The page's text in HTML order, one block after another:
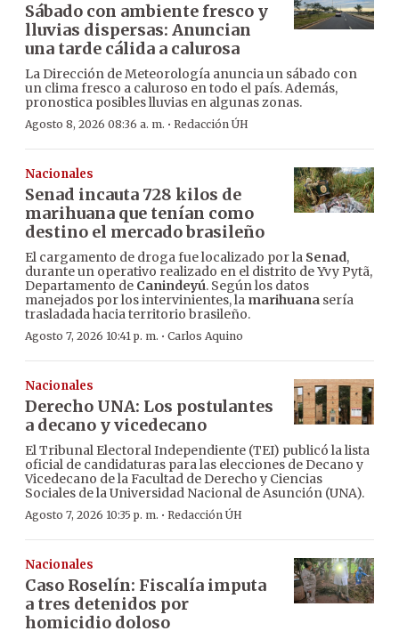
Sábado con ambiente fresco y
lluvias dispersas: Anuncian
una tarde cálida a calurosa
La Dirección de Meteorología anuncia un sábado con
un clima fresco a caluroso en todo el país. Además,
pronostica posibles lluvias en algunas zonas.
Agosto 8, 2026 08:36 a. m. · Redacción ÚH
Nacionales
Senad incauta 728 kilos de
marihuana que tenían como
destino el mercado brasileño
El cargamento de droga fue localizado por la Senad,
durante un operativo realizado en el distrito de Yvy Pytã,
Departamento de Canindeyú. Según los datos
manejados por los intervinientes, la marihuana sería
trasladada hacia territorio brasileño.
Agosto 7, 2026 10:41 p. m. · Carlos Aquino
Nacionales
Derecho UNA: Los postulantes
a decano y vicedecano
El Tribunal Electoral Independiente (TEI) publicó la lista
oficial de candidaturas para las elecciones de Decano y
Vicedecano de la Facultad de Derecho y Ciencias
Sociales de la Universidad Nacional de Asunción (UNA).
Agosto 7, 2026 10:35 p. m. · Redacción ÚH
Nacionales
Caso Roselín: Fiscalía imputa
a tres detenidos por
homicidio doloso